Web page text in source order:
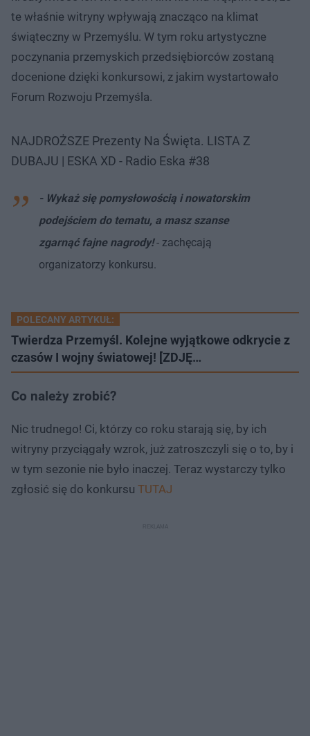
te właśnie witryny wpływają znacząco na klimat
świąteczny w Przemyślu. W tym roku artystyczne
poczynania przemyskich przedsiębiorców zostaną
docenione dzięki konkursowi, z jakim wystartowało
Forum Rozwoju Przemyśla.
NAJDROŻSZE Prezenty Na Święta. LISTA Z
DUBAJU | ESKA XD - Radio Eska #38
- Wykaż się pomysłowością i nowatorskim
podejściem do tematu, a masz szanse
zgarnąć fajne nagrody!- zachęcają
organizatorzy konkursu.
POLECANY ARTYKUŁ:
Twierdza Przemyśl. Kolejne wyjątkowe odkrycie z
czasów I wojny światowej! [ZDJĘ…
Co należy zrobić?
Nic trudnego! Ci, którzy co roku starają się, by ich
witryny przyciągały wzrok, już zatroszczyli się o to, by i
w tym sezonie nie było inaczej. Teraz wystarczy tylko
zgłosić się do konkursu TUTAJ